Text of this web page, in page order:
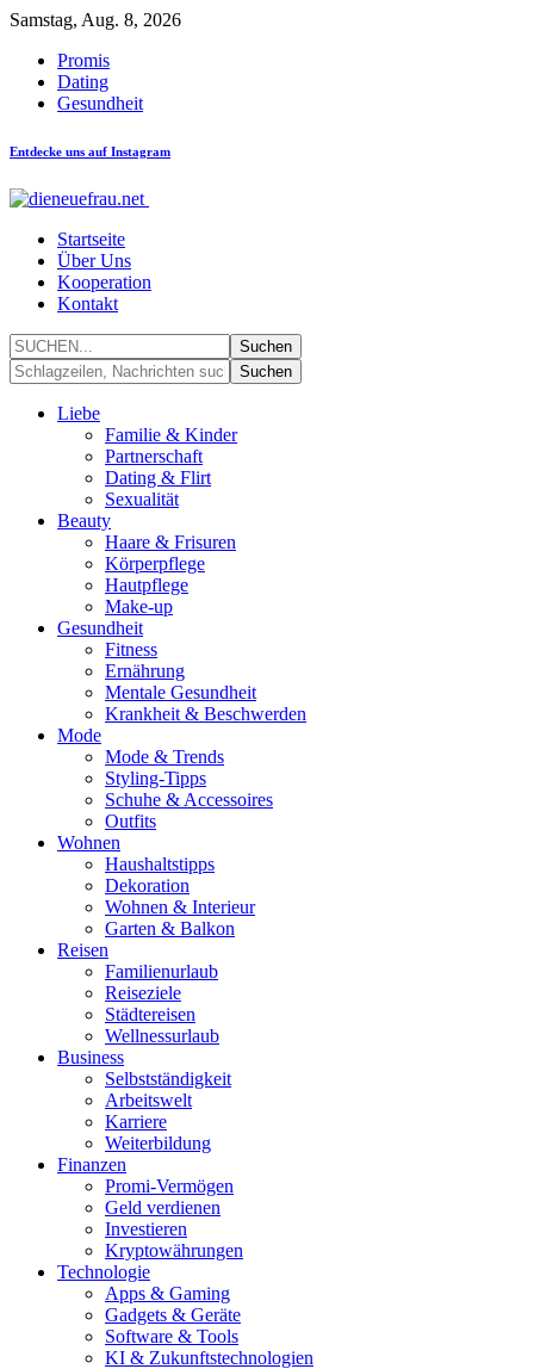
Samstag, Aug. 8, 2026
Promis
Dating
Gesundheit
Entdecke uns auf Instagram
Startseite
Über Uns
Kooperation
Kontakt
Liebe
Familie & Kinder
Partnerschaft
Dating & Flirt
Sexualität
Beauty
Haare & Frisuren
Körperpflege
Hautpflege
Make-up
Gesundheit
Fitness
Ernährung
Mentale Gesundheit
Krankheit & Beschwerden
Mode
Mode & Trends
Styling-Tipps
Schuhe & Accessoires
Outfits
Wohnen
Haushaltstipps
Dekoration
Wohnen & Interieur
Garten & Balkon
Reisen
Familienurlaub
Reiseziele
Städtereisen
Wellnessurlaub
Business
Selbstständigkeit
Arbeitswelt
Karriere
Weiterbildung
Finanzen
Promi-Vermögen
Geld verdienen
Investieren
Kryptowährungen
Technologie
Apps & Gaming
Gadgets & Geräte
Software & Tools
KI & Zukunftstechnologien